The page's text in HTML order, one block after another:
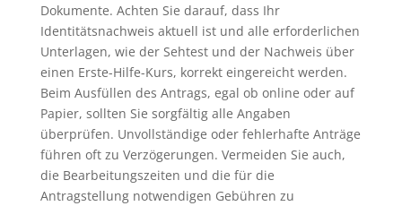
Dokumente. Achten Sie darauf, dass Ihr
Identitätsnachweis aktuell ist und alle erforderlichen
Unterlagen, wie der Sehtest und der Nachweis über
einen Erste-Hilfe-Kurs, korrekt eingereicht werden.
Beim Ausfüllen des Antrags, egal ob online oder auf
Papier, sollten Sie sorgfältig alle Angaben
überprüfen. Unvollständige oder fehlerhafte Anträge
führen oft zu Verzögerungen. Vermeiden Sie auch,
die Bearbeitungszeiten und die für die
Antragstellung notwendigen Gebühren zu